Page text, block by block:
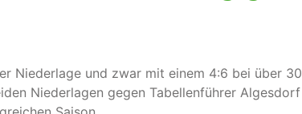
Niederlage und zwar mit einem 4:6 bei über 30
Niederlagen gegen Tabellenführer Algesdorf